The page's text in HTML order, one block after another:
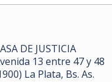
DE JUSTICIA
13 entre 47 y 48
La Plata, Bs. As.